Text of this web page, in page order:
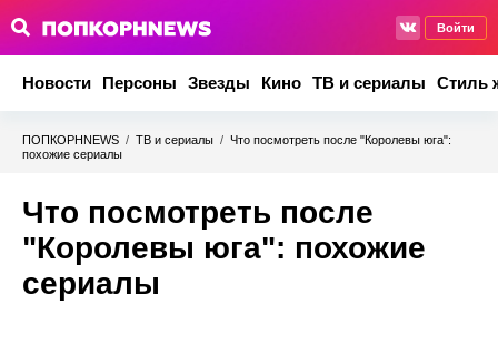
Войти
Новости Персоны Звезды Кино ТВ и сериалы Стиль
ПОПКОРНNEWS / ТВ и сериалы / Что посмотреть после "Королевы юга":
похожие сериалы
Что посмотреть после
"Королевы юга": похожие
сериалы